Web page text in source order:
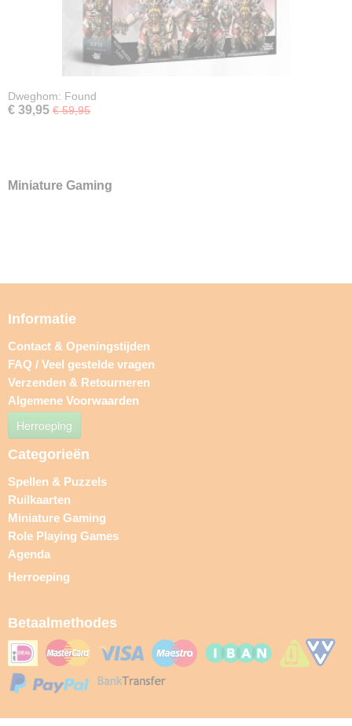
Dweghom: Found
€ 39,95 € 59,95
Miniature Gaming
Informatie
Contact & Openingstijden
FAQ / Veel gestelde vragen
Verzenden & Retourneren
Algemene Voorwaarden
Herroeping
Categorieën
Spellen & Puzzels
Ruilkaarten
Miniature Gaming
Role Playing Games
Agenda
Herroeping
Betaalmethodes